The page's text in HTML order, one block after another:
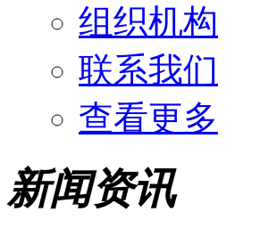
组织机构
联系我们
查看更多
新闻资讯